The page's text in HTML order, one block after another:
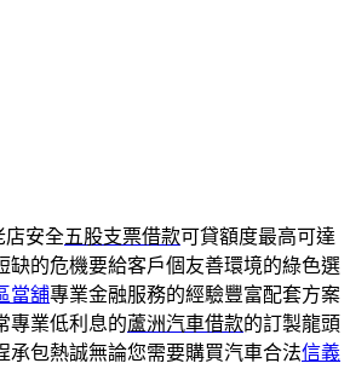
店安全五股支票借款可貸額度最高可達
缺的危機要給客戶個友善環境的綠色選
當舖專業金融服務的經驗豐富配套方案
專業低利息的蘆洲汽車借款的訂製龍頭
承包熱誠無論您需要購買汽車合法信義